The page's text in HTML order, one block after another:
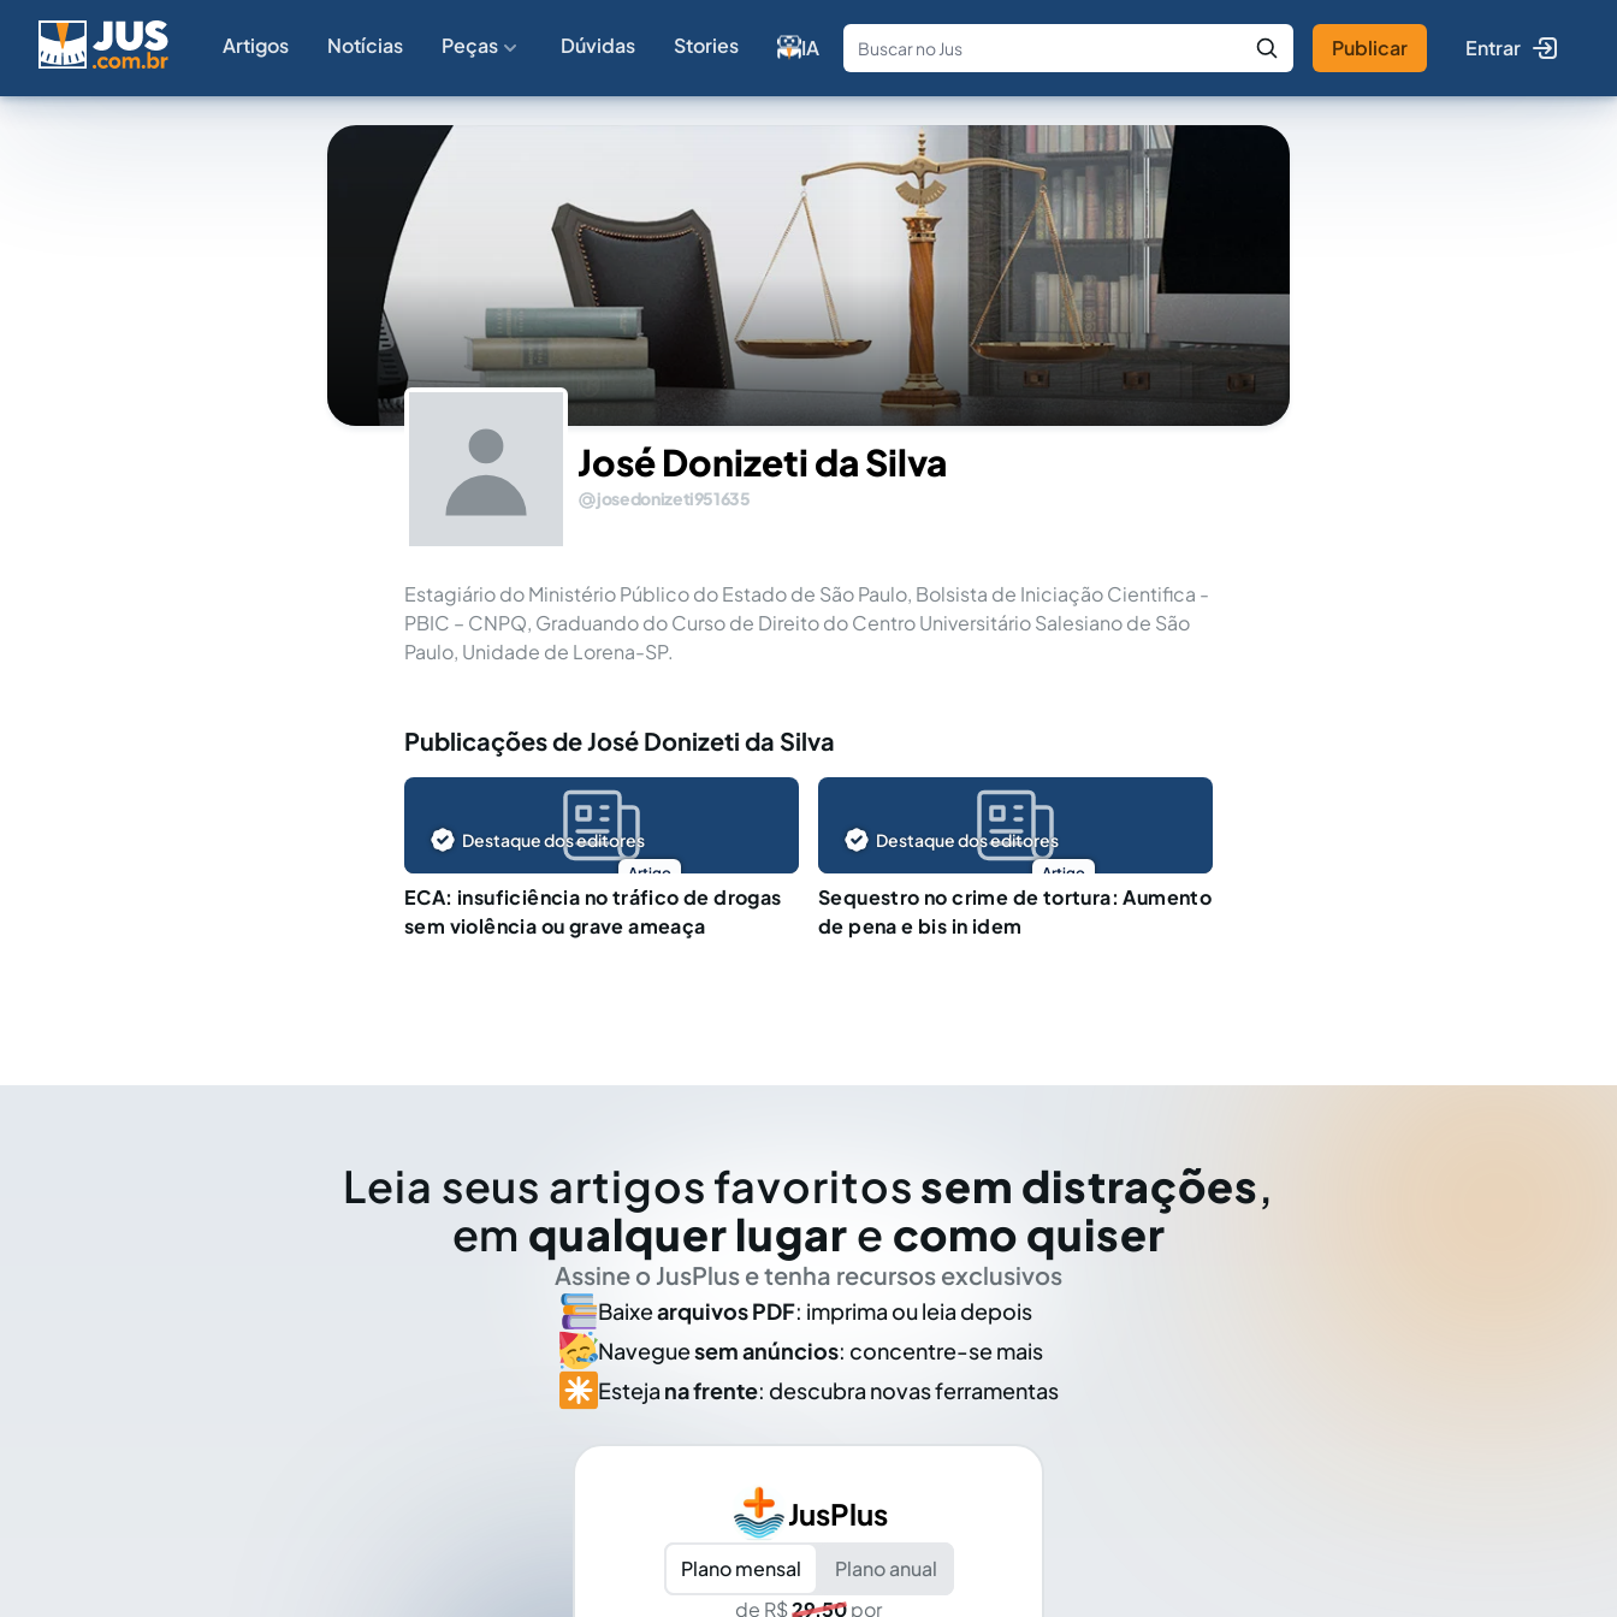
Artigos Notícias Peças Dúvidas Stories IA
Fale com a IA Buscar no Jus
Publicar Entrar
José Donizeti da Silva
josedonizeti951635
Estagiário do Ministério Público do Estado de São Paulo, Bolsista de Iniciação Cientifica -
PBIC – CNPQ, Graduando do Curso de Direito do Centro Universitário Salesiano de São
Paulo, Unidade de Lorena-SP.
Publicações de José Donizeti da Silva
Artigo
Destaque dos editores
ECA: insuficiência no tráfico de drogas
sem violência ou grave ameaça
Artigo
Destaque dos editores
Sequestro no crime de tortura: Aumento
de pena e bis in idem
Leia seus artigos favoritos sem distrações,
em qualquer lugar e como quiser
Assine o JusPlus e tenha recursos exclusivos
Baixearquivos PDF: imprima ou leia depois
Naveguesem anúncios: concentre-se mais
Esteja na frente: descubra novas ferramentas
JusPlus
Plano mensal
Plano anual
de R$29,50por